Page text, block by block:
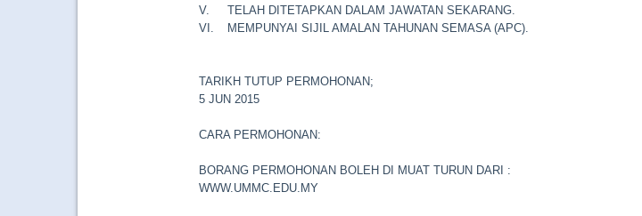
V.
TELAH DITETAPKAN DALAM JAWATAN SEKARANG.
VI.
MEMPUNYAI SIJIL AMALAN TAHUNAN SEMASA (APC).
TARIKH TUTUP PERMOHONAN;
5 JUN 2015
CARA PERMOHONAN:
BORANG PERMOHONAN BOLEH DI MUAT TURUN DARI :
WWW.UMMC.EDU.MY